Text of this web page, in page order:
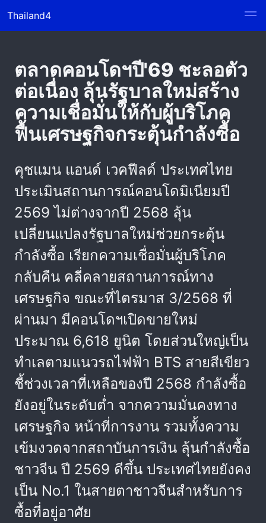
Thailand4
ตลาดคอนโดฯปี'69 ชะลอตัว
ต่อเนื่อง ลุ้นรัฐบาลใหม่สร้าง
ความเชื่อมั่นให้กับผู้บริโภค
ฟื้นเศรษฐกิจกระตุ้นกำลังซื้อ
คุชแมน แอนด์ เวคฟีลด์ ประเทศไทย
ประเมินสถานการณ์คอนโดมิเนียมปี
2569 ไม่ต่างจากปี 2568 ลุ้น
เปลี่ยนแปลงรัฐบาลใหม่ช่วยกระตุ้น
กำลังซื้อ เรียกความเชื่อมั่นผู้บริโภค
กลับคืน คลี่คลายสถานการณ์ทาง
เศรษฐกิจ ขณะที่ไตรมาส 3/2568 ที่
ผ่านมา มีคอนโดฯเปิดขายใหม่
ประมาณ 6,618 ยูนิต โดยส่วนใหญ่เป็น
ทำเลตามแนวรถไฟฟ้า BTS สายสีเขียว
ชี้ช่วงเวลาที่เหลือของปี 2568 กำลังซื้อ
ยังอยู่ในระดับต่ำ จากความมั่นคงทาง
เศรษฐกิจ หน้าที่การงาน รวมทั้งความ
เข้มงวดจากสถาบันการเงิน ลุ้นกำลังซื้อ
ชาวจีน ปี 2569 ดีขึ้น ประเทศไทยยังคง
เป็น No.1 ในสายตาชาวจีนสำหรับการ
ซื้อที่อยู่อาศัย